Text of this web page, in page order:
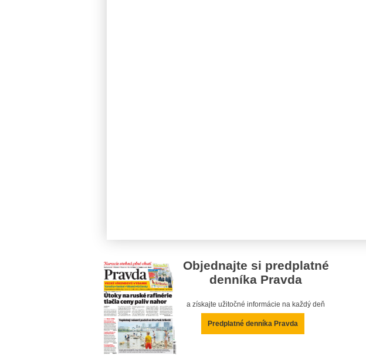
Objednajte si predplatné
denníka Pravda
a získajte užitočné informácie na každý deň
Predplatné denníka Pravda